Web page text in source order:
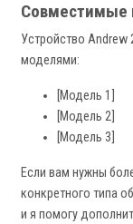
Совместимые
Устройство
моделями:
[Модель 1]
[Модель 2]
[Модель 3]
Если вам нужны
конкретного типа
и я помогу